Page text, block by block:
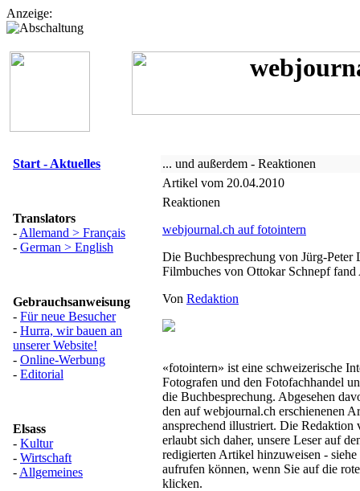
Anzeige:
Start - Aktuelles
Translators
- Allemand > Français
- German > English
Gebrauchsanweisung
- Für neue Besucher
- Hurra, wir bauen an
unserer Website!
- Online-Werbung
- Editorial
Elsass
- Kultur
- Wirtschaft
- Allgemeines
... und außerdem - Reaktionen
Artikel vom 20.04.2010
Reaktionen
webjournal.ch auf fotointern
Die Buchbesprechung von Jürg-Peter
Filmbuches von Ottokar Schnepf fand
Von Redaktion
«fotointern» ist eine schweizerische
Fotografen und den Fotofachhandel
die Buchbesprechung. Abgesehen
den auf webjournal.ch erschienenen
ansprechend illustriert. Die Redaktion
erlaubt sich daher, unsere Leser auf
redigierten Artikel hinzuweisen -
aufrufen können, wenn Sie auf die
klicken.